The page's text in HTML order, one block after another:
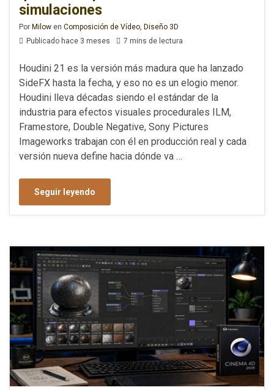
simulaciones
Por Milow en Composición de Vídeo Diseño 3D
Publicado hace 3 meses
7 mins de lectura
Houdini 21 es la versión más madura que ha lanzado
SideFX hasta la fecha, y eso no es un elogio menor.
Houdini lleva décadas siendo el estándar de la
industria para efectos visuales procedurales ILM,
Framestore, Double Negative, Sony Pictures
Imageworks trabajan con él en producción real y cada
versión nueva define hacia dónde va …
Seguir leyendo